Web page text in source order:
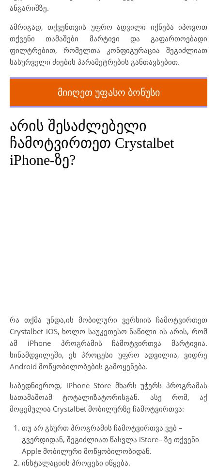
ანგარიშზე.
ამრიგად, თქვენთვის უფრო ადვილი იქნება იპოვოთ
თქვენი თამაშები მარტივი და გაფართოებადი
ფილტრებით, რომელთა კონფიგურაცია შეგიძლიათ
სასურველი ძიების პარამეტრების განთავსებით.
მიიღეთ უფასო ბონუსი
არის შესაძლებელი
ჩამოტვირთეთ Crystalbet
iPhone-ზე?
რა თქმა უნდა,ის მობილური ვერსიის ჩამოტვირთეთ
Crystalbet iOS, ხოლო საუკეთესო ნაწილი ის არის, რომ
ამ iPhone პროგრამის ჩამოტვირთვა მარტივია.
სინამდვილეში, ეს პროცესი უფრო ადვილია, ვიდრე
Android მოწყობილობების გამოყენება.
საბედნიეროდ, iPhone Store მხარს უჭერს პროგრამას
სათამაშოამ ტოტალიზატორისგან. ასე რომ, აქ
მოცემულია Crystalbet მობილურზე ჩამოტვირთვა:
თუ არ გსურთ პროგრამის ჩამოტვირთვა ვებ –
გვერდიდან, შეგიძლიათ წასვლა iStore– ზე თქვენი
Apple მობილური მოწყობილობიდან.
ინსტალაციის პროცესი იწყება.